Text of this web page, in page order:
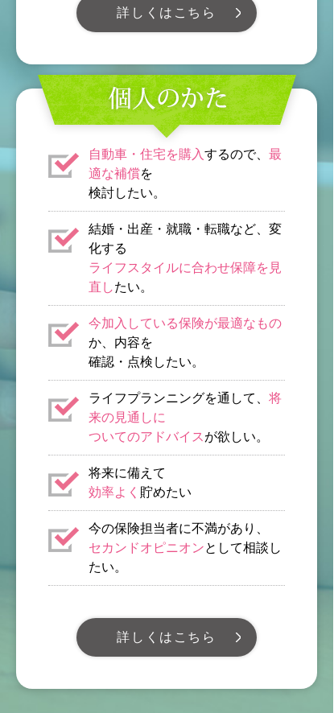
詳しくはこちら
自動車・住宅を購入するので、 最
適な補償を
検討したい。
結婚・出産・就職・転職など、変
化する
ライフスタイルに合わせ保障を見
直したい。
今加入している保険が最適なもの
か、内容を
確認・点検したい。
ライフプランニングを通して、 将
来の見通しに
ついてのアドバイス が欲しい。
将来に備えて
効率よく 貯めたい
今の保険担当者に不満があり、
セカンドオピニオンとして相談し
たい。
詳しくはこちら